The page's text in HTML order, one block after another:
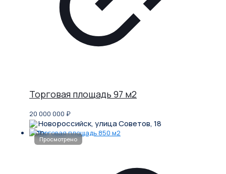
Торговая площадь 97 м2
20 000 000 ₽
Новороссийск, улица Советов, 18